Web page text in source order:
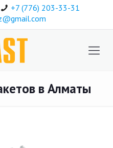
+7 (776) 203-33-31
в Алматы